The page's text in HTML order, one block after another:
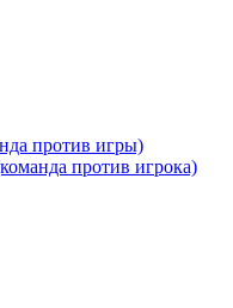
против игры)
против игрока)